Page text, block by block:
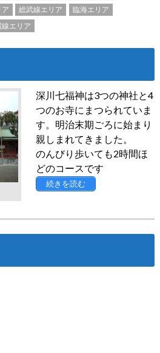
ア 総武線エリア
臨海エリア
エリア
深川七福神は3つの神社と4
つのお寺にまつられていま
す。明治末期ごろに始まり
親しまれてきました。
のんびり歩いても2時間ほ
どのコースです
続きを読む